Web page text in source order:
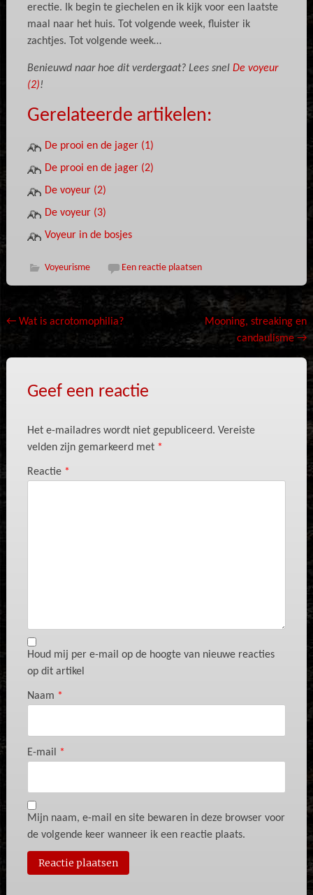
erectie. Ik begin te giechelen en ik kijk voor een laatste
maal naar het huis. Tot volgende week, fluister ik
zachtjes. Tot volgende week…
Benieuwd naar hoe dit verdergaat? Lees snel De voyeur
(2)!
Gerelateerde artikelen:
De prooi en de jager (1)
De prooi en de jager (2)
De voyeur (2)
De voyeur (3)
Voyeur in de bosjes
Voyeurisme Een reactie plaatsen
Bericht
←Wat is acrotomophilia?
Mooning, streaking en
candaulisme→
Geef een reactie
Het e-mailadres wordt niet gepubliceerd. Vereiste
velden zijn gemarkeerd met *
Reactie *
Houd mij per e-mail op de hoogte van nieuwe reacties
op dit artikel
Naam *
E-mail *
Mijn naam, e-mail en site bewaren in deze browser voor
de volgende keer wanneer ik een reactie plaats.